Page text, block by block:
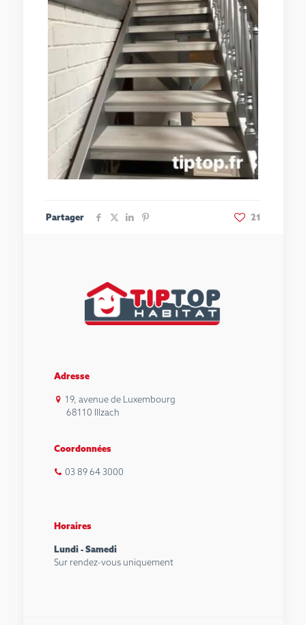
Partager 21
Adresse
19, avenue de Luxembourg
68110 Illzach
Coordonnées
03 89 64 3000
Horaires
Lundi - Samedi
Sur rendez-vous uniquement